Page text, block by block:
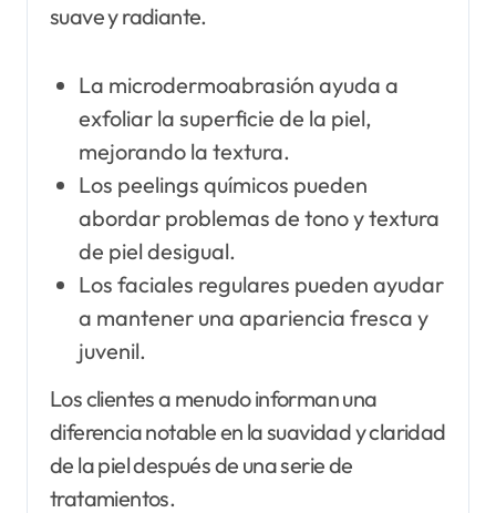
suave y radiante.
La microdermoabrasión ayuda a
exfoliar la superficie de la piel,
mejorando la textura.
Los peelings químicos pueden
abordar problemas de tono y textura
de piel desigual.
Los faciales regulares pueden ayudar
a mantener una apariencia fresca y
juvenil.
Los clientes a menudo informan una
diferencia notable en la suavidad y claridad
de la piel después de una serie de
tratamientos.